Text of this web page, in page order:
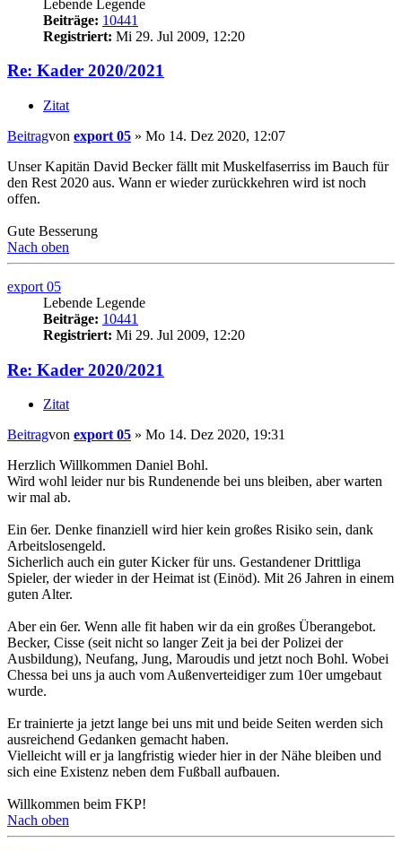
Lebende Legende
Beiträge: 10441
Registriert: Mi 29. Jul 2009, 12:20
Re: Kader 2020/2021
Zitat
Beitragvon export 05 » Mo 14. Dez 2020, 12:07
Unser Kapitän David Becker fällt mit Muskelfaserriss im Bauch für
den Rest 2020 aus. Wann er wieder zurückkehren wird ist noch
offen.
Gute Besserung
Nach oben
export 05
Lebende Legende
Beiträge: 10441
Registriert: Mi 29. Jul 2009, 12:20
Re: Kader 2020/2021
Zitat
Beitragvon export 05 » Mo 14. Dez 2020, 19:31
Herzlich Willkommen Daniel Bohl.
Wird wohl leider nur bis Rundenende bei uns bleiben, aber warten
wir mal ab.
Ein 6er. Denke finanziell wird hier kein großes Risiko sein, dank
Arbeitslosengeld.
Sicherlich auch ein guter Kicker für uns. Gestandener Drittliga
Spieler, der wieder in der Heimat ist (Einöd). Mit 26 Jahren in einem
guten Alter.
Aber ein 6er. Wenn alle fit haben wir da ein großes Überangebot.
Becker, Cisse (seit nicht so langer Zeit ja bei der Polizei der
Ausbildung), Neufang, Jung, Maroudis und jetzt noch Bohl. Wobei
Chessa bei uns ja auch vom Außenverteidiger zum 10er umgebaut
wurde.
Er trainierte ja jetzt lange bei uns mit und beide Seiten werden sich
ausreichend Gedanken gemacht haben.
Vielleicht will er ja langfristig wieder hier in der Nähe bleiben und
sich eine Existenz neben dem Fußball aufbauen.
Willkommen beim FKP!
Nach oben